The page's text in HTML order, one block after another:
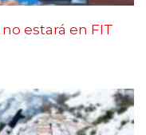
estará en FIT